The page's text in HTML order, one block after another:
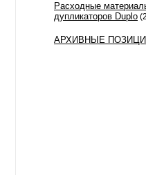
Расходные
дупликаторов Duplo
АРХИВНЫЕ